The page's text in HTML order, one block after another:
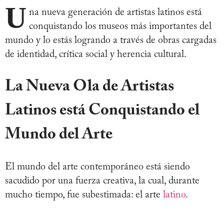
U na nueva generación de artistas latinos está
conquistando los museos más importantes del
mundo y lo estás logrando a través de obras cargadas
de identidad, crítica social y herencia cultural.
La Nueva Ola de Artistas
Latinos está Conquistando el
Mundo del Arte
El mundo del arte contemporáneo está siendo
sacudido por una fuerza creativa, la cual, durante
mucho tiempo, fue subestimada: el arte latino.